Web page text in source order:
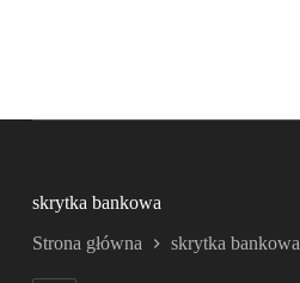
skrytka bankowa
Strona główna skrytka bankowa